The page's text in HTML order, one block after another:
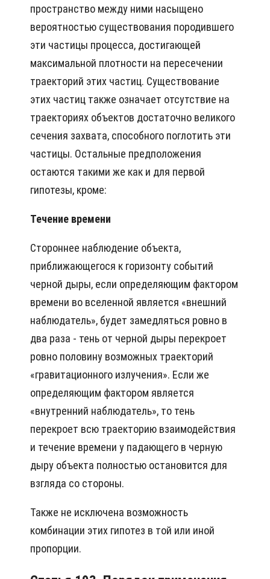
пространство между ними насыщено
вероятностью существования породившего
эти частицы процесса, достигающей
максимальной плотности на пересечении
траекторий этих частиц. Существование
этих частиц также означает отсутствие на
траекториях объектов достаточно великого
сечения захвата, способного поглотить эти
частицы. Остальные предположения
остаются такими же как и для первой
гипотезы, кроме:
Течение времени
Стороннее наблюдение объекта,
приближающегося к горизонту событий
черной дыры, если определяющим фактором
времени во вселенной является «внешний
наблюдатель», будет замедляться ровно в
два раза - тень от черной дыры перекроет
ровно половину возможных траекторий
«гравитационного излучения». Если же
определяющим фактором является
«внутренний наблюдатель», то тень
перекроет всю траекторию взаимодействия
и течение времени у падающего в черную
дыру объекта полностью остановится для
взгляда со стороны.
Также не исключена возможность
комбинации этих гипотез в той или иной
пропорции.